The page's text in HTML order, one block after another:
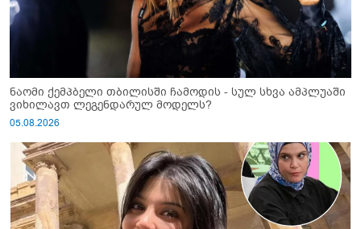
ნაომი ქემპბელი თბილისში ჩამოდის - სულ სხვა ამპლუაში
ვიხილავთ ლეგენდარულ მოდელს?
05.08.2026